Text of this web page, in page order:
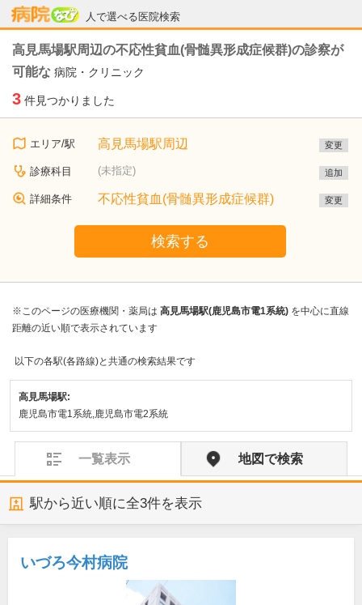
人で選べる医院検索
病院なび
高見馬場駅周辺の不応性貧血(骨髄異形成症候群)の診察が
可能な 病院・クリニック
3 件見つかりました
エリア/駅 高見馬場駅周辺 変更
診療科目 (未指定) 追加
詳細条件 不応性貧血(骨髄異形成症候群) 変更
検索する
※このページの医療機関・薬局は 高見馬場駅(鹿児島市電1系統) を中心に直線
距離の近い順で表示されています
以下の各駅(各路線)と共通の検索結果です
高見馬場駅:
鹿児島市電1系統,鹿児島市電2系統
一覧表示 地図で検索
駅から近い順に全3件を表示
いづろ今村病院